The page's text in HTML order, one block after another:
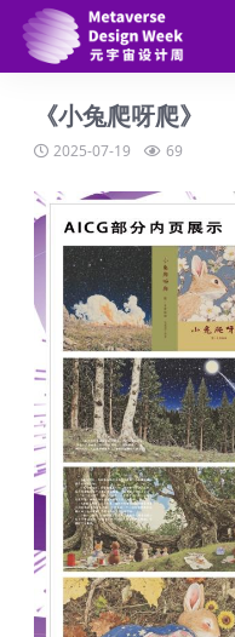
《小兔爬呀爬》
2025-07-19 69